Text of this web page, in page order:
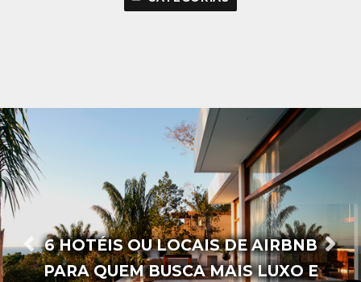
AS 20 FRASES MAIS FAMOSAS DA
ESCRITORA VANESSA BRUNT